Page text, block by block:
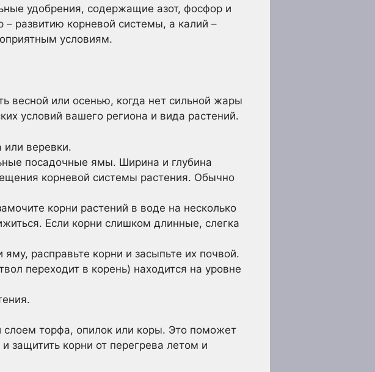
удобрения, содержащие азот, фосфор и
– развитию корневой системы, а калий –
условиям.
весной или осенью, когда нет сильной жары
условий вашего региона и вида растений.
веревки.
посадочные ямы. Ширина и глубина
корневой системы растения. Обычно
корни растений в воде на несколько
Если корни слишком длинные, слегка
расправьте корни и засыпьте их почвой.
переходит в корень) находится на уровне
слоем торфа, опилок или коры. Это поможет
защитить корни от перегрева летом и